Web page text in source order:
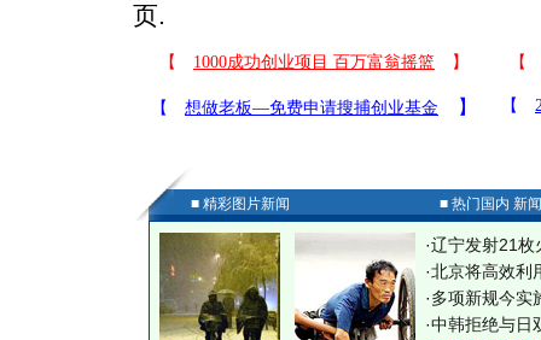
页.
■ 精彩图片新闻 ■ 热门国内 新
·辽宁发射21枚
·北京将高效利
·多项新规今实
·中韩拒绝与日